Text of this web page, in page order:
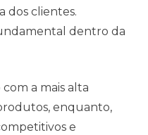
dos clientes.
dentro da
a mais alta
enquanto,
e